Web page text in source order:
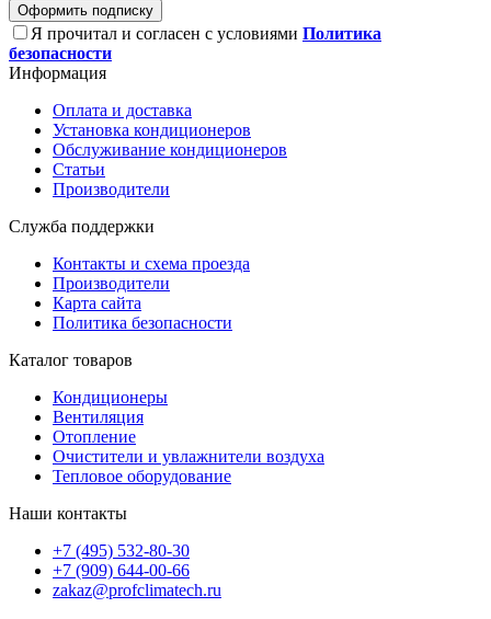
Оформить подписку
Я прочитал и согласен с условиями Политика
безопасности
Информация
Оплата и доставка
Установка кондиционеров
Обслуживание кондиционеров
Статьи
Производители
Служба поддержки
Контакты и схема проезда
Производители
Карта сайта
Политика безопасности
Каталог товаров
Кондиционеры
Вентиляция
Отопление
Очистители и увлажнители воздуха
Тепловое оборудование
Наши контакты
+7 (495) 532-80-30
+7 (909) 644-00-66
zakaz@profclimatech.ru